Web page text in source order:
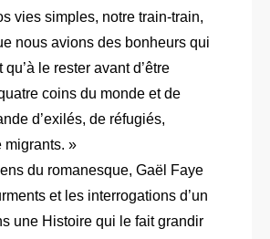
vies simples, notre train-train,
nous avions des bonheurs qui
le rester avant d’être
coins du monde et de
d’exilés, de réfugiés,
migrants. »
du romanesque, Gaël Faye
et les interrogations d’un
une Histoire qui le fait grandir